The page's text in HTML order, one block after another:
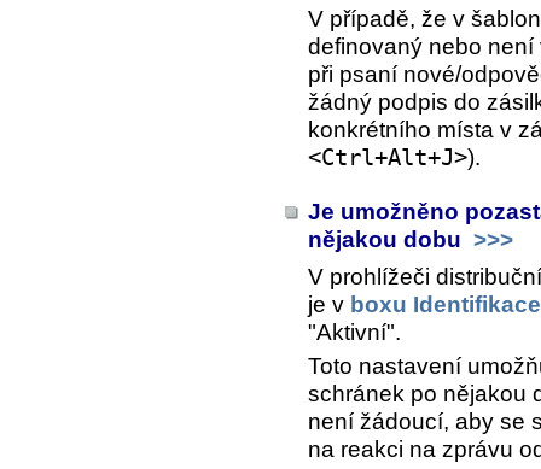
V případě, že v
definovaný nebo
při psaní nové/
žádný podpis do
konkrétního místa v
<Ctrl+Alt+J>).
Je umožněno
nějakou dobu >>>
V prohlížeči
je v boxu Identifikace
"Aktivní".
Toto nastavení
schránek po nějakou
není žádoucí, aby se
na reakci na zprávu